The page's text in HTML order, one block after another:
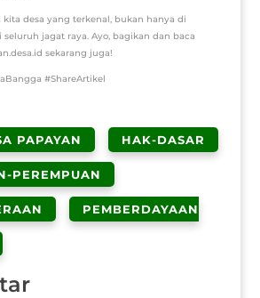
desa yang terkenal, bukan hanya di
jagat raya. Ayo, bagikan dan baca
sekarang juga!
#ShareArtikel
PAPAYAN HAK-DASAR
PEREMPUAN
PEMBERDAYAAN